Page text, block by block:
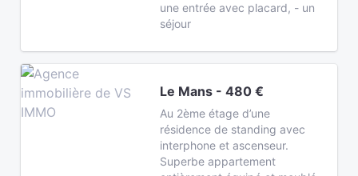
une entrée avec placard, - un
séjour
Le Mans - 480 €
Au 2ème étage d’une
résidence de standing avec
interphone et ascenseur.
Superbe appartement